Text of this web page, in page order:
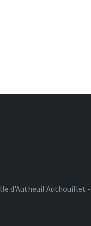
d'Autheuil Authouillet -